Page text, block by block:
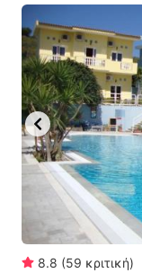
8.8 (59 κριτική)